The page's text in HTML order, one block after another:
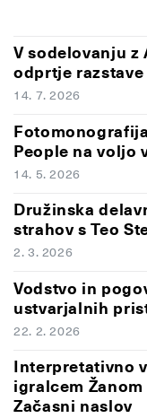
V sodelovanju z
odprtje
14. 7. 2026
People na voljo
14. 5. 2026
Družinska
strahov s Teo
2. 3. 2026
Vodstvo in
ustvarjalnih
22. 2. 2026
Interpretativno
igralcem
Začasni naslov